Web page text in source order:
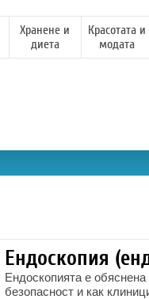
Хранене и
диета
Красотата и
модата
Ендоскопия
Ендоскопията е
безопасност и как